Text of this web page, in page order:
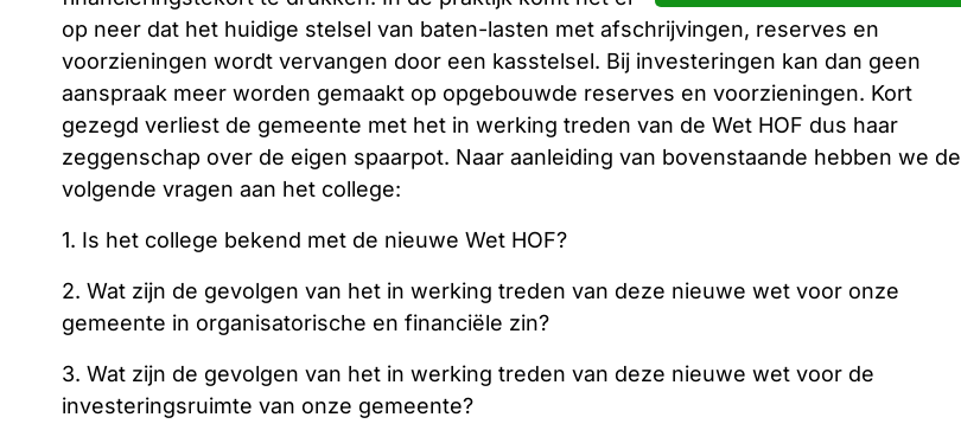
op neer dat het huidige stelsel van baten-lasten met afschrijvingen, reserves en
voorzieningen wordt vervangen door een kasstelsel. Bij investeringen kan dan geen
aanspraak meer worden gemaakt op opgebouwde reserves en voorzieningen. Kort
gezegd verliest de gemeente met het in werking treden van de Wet HOF dus haar
zeggenschap over de eigen spaarpot. Naar aanleiding van bovenstaande hebben we de
volgende vragen aan het college:
1. Is het college bekend met de nieuwe Wet HOF?
2. Wat zijn de gevolgen van het in werking treden van deze nieuwe wet voor onze
gemeente in organisatorische en financiële zin?
3. Wat zijn de gevolgen van het in werking treden van deze nieuwe wet voor de
investeringsruimte van onze gemeente?